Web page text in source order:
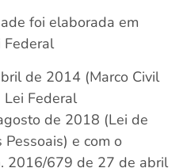
foi elaborada em
Federal
de 2014 (Marco Civil
Federal
de 2018 (Lei de
e com o
2016/679 de 27 de abril